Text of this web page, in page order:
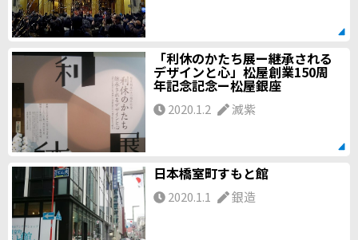
「利休のかたち展ー継承される
デザインと心」松屋創業150周
年記念記念ー松屋銀座
2020.1.2 滅紫
日本橋室町すもと館
2020.1.1 銀造